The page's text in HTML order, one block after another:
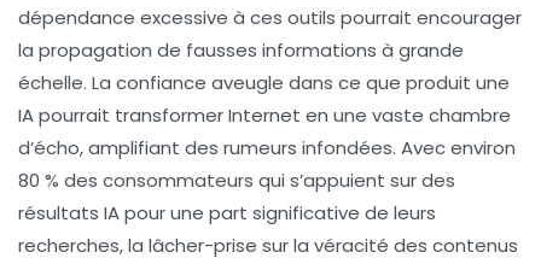
dépendance excessive à ces outils pourrait encourager
la propagation de fausses informations à grande
échelle. La confiance aveugle dans ce que produit une
IA pourrait transformer Internet en une vaste chambre
d’écho, amplifiant des rumeurs infondées. Avec environ
80 % des consommateurs qui s’appuient sur des
résultats IA pour une part significative de leurs
recherches, la lâcher-prise sur la véracité des contenus